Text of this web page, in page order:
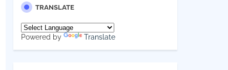
TRANSLATE
Powered by Translate